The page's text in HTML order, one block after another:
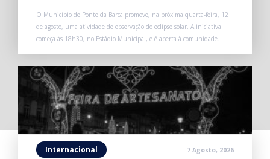
O Município de Ponte da Barca promove, na próxima quarta-feira, 12
de agosto, uma atividade de observação do eclipse solar. A iniciativa
começa às 18h30, no Estádio Municipal, e é aberta à comunidade.
Internacional 7 Agosto, 2026